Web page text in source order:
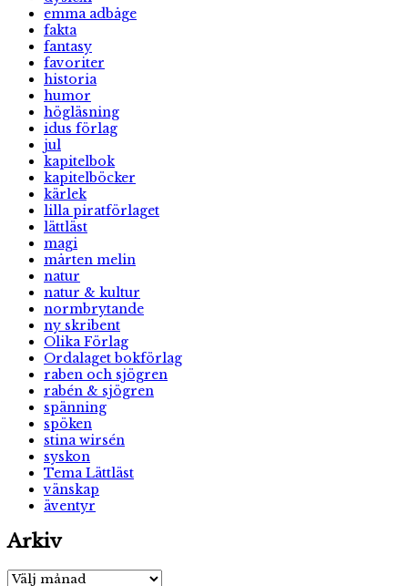
emma adbåge
fakta
fantasy
favoriter
historia
humor
högläsning
idus förlag
jul
kapitelbok
kapitelböcker
kärlek
lilla piratförlaget
lättläst
magi
mårten melin
natur
natur & kultur
normbrytande
ny skribent
Olika Förlag
Ordalaget bokförlag
raben och sjögren
rabén & sjögren
spänning
spöken
stina wirsén
syskon
Tema Lättläst
vänskap
äventyr
Arkiv
Arkiv